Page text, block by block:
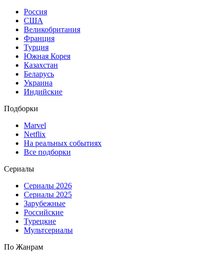
Россия
США
Великобритания
Франция
Турция
Южная Корея
Казахстан
Беларусь
Украина
Индийские
Подборки
Marvel
Netflix
На реальных событиях
Все подборки
Сериалы
Сериалы 2026
Сериалы 2025
Зарубежные
Российские
Турецкие
Мультсериалы
По Жанрам